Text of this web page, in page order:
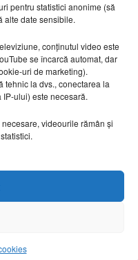
pentru statistici anonime (să
alte date sensibile.
conținutul video este
se încarcă automat, dar
uri de marketing).
tehnic la dvs., conectarea la
ului) este necesară.
videourile rămân și
64
43
vară